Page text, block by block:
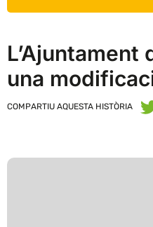
L’Ajuntament
una
COMPARTIU AQUESTA HISTÒRIA